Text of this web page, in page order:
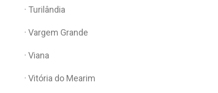
· Turilândia
· Vargem Grande
· Viana
· Vitória do Mearim